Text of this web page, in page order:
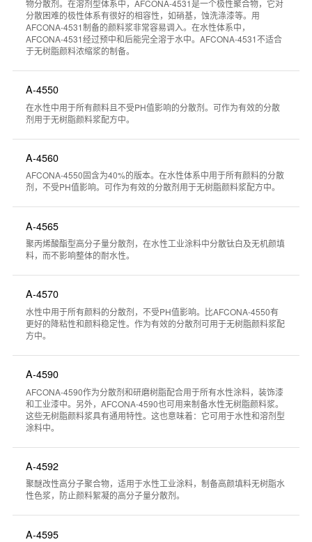
物分散剂。在溶剂型体系中，AFCONA-4531是一个极性聚合物，它对
分散困难的极性体系有很好的相容性，如硝基，蚀洗涤漆等。用
AFCONA-4531制备的颜料浆非常容易调入。在水性体系中，
AFCONA-4531经过预中和后能完全溶于水中。AFCONA-4531不适合
于无树脂颜料浓缩浆的制备。
A-4550
在水性中用于所有颜料且不受PH值影响的分散剂。可作为有效的分散
剂用于无树脂颜料浆配方中。
A-4560
AFCONA-4550固含为40%的版本。在水性体系中用于所有颜料的分散
剂，不受PH值影响。可作为有效的分散剂用于无树脂颜料浆配方中。
A-4565
聚丙烯酸酯型高分子量分散剂，在水性工业涂料中分散钛白及无机颜填
料，而不影响整体的耐水性。
A-4570
水性中用于所有颜料的分散剂，不受PH值影响。比AFCONA-4550有
更好的降粘性和颜料稳定性。作为有效的分散剂可用于无树脂颜料浆配
方中。
A-4590
AFCONA-4590作为分散剂和研磨树脂配合用于所有水性涂料，装饰漆
和工业漆中。另外，AFCONA-4590也可用来制备水性无树脂颜料浆。
这些无树脂颜料浆具有通用特性。这也意味着：它可用于水性和溶剂型
涂料中。
A-4592
聚醚改性高分子聚合物，适用于水性工业涂料，制备高颜填料无树脂水
性色浆，防止颜料絮凝的高分子量分散剂。
A-4595